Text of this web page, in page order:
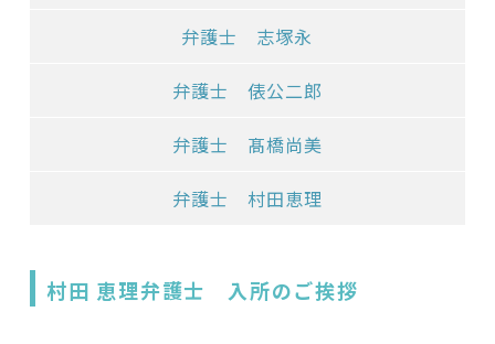
弁護士 志塚永
弁護士 俵公二郎
弁護士 髙橋尚美
弁護士 村田恵理
村田 恵理弁護士 入所のご挨拶